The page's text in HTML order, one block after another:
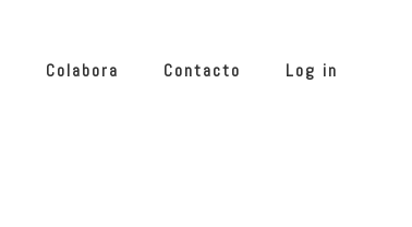
Colabora Contacto Log in